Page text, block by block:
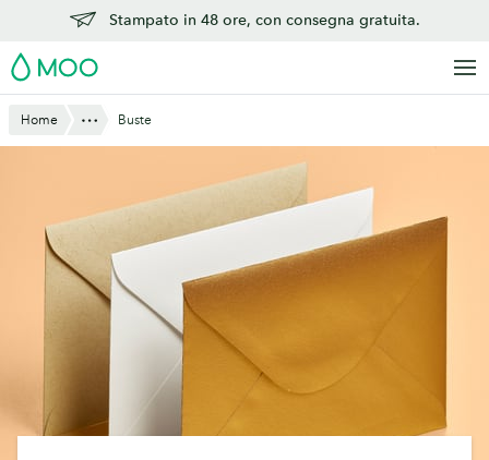
contenuto
principale
Stampato in 48 ore, con consegna gratuita.
MOO
Home Mostra tutto
Buste